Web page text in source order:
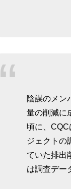
陰謀のメン
量の削減に
頃に、CQC
ジェクトの
ていた排出
は調査デー